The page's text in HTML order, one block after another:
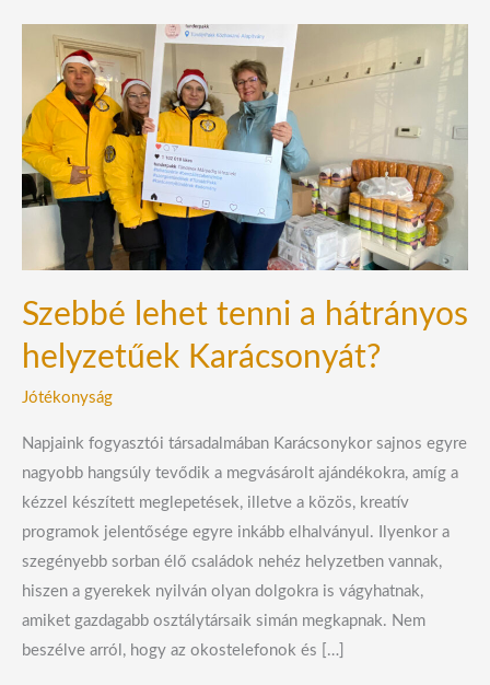
Szebbé lehet tenni a hátrányos
helyzetűek Karácsonyát?
Jótékonyság
Napjaink fogyasztói társadalmában Karácsonykor sajnos egyre
nagyobb hangsúly tevődik a megvásárolt ajándékokra, amíg a
kézzel készített meglepetések, illetve a közös, kreatív
programok jelentősége egyre inkább elhalványul. Ilyenkor a
szegényebb sorban élő családok nehéz helyzetben vannak,
hiszen a gyerekek nyilván olyan dolgokra is vágyhatnak,
amiket gazdagabb osztálytársaik simán megkapnak. Nem
beszélve arról, hogy az okostelefonok és […]
Szebbé
tenni
a
hátrányos
helyzetűek
Karácsonyát?